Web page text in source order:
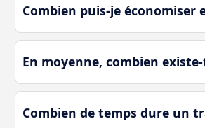
Combien puis-je économiser
En moyenne, combien
Combien de temps dure un